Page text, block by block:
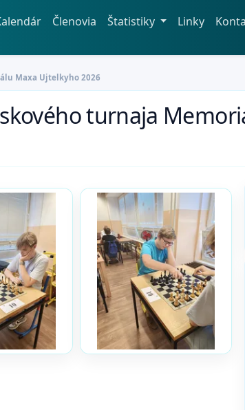
Členovia Štatistiky Linky
Maxa Ujtelkyho 2026
turnaja